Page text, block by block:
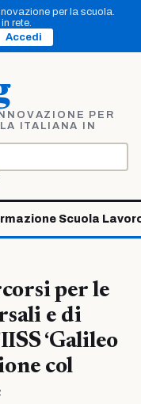
per la scuola.
rete.
Accedi
PER
ITALIANA IN
Scuola
per le
e di
‘Galileo
col